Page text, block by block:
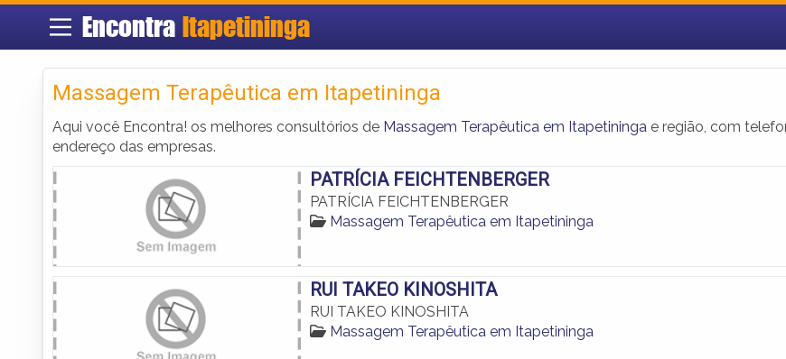
Encontra Itapetininga
Massagem Terapêutica em Itapetininga
Aqui você Encontra! os melhores consultórios de Massagem Terapêutica em Itapetininga e região, com
endereço das empresas.
PATRÍCIA FEICHTENBERGER
PATRÍCIA FEICHTENBERGER
Massagem Terapêutica em Itapetininga
RUI TAKEO KINOSHITA
RUI TAKEO KINOSHITA
Massagem Terapêutica em Itapetininga